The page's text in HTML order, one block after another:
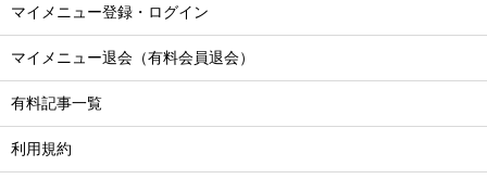
マイメニュー登録・ログイン
マイメニュー退会（有料会員退会）
有料記事一覧
利用規約